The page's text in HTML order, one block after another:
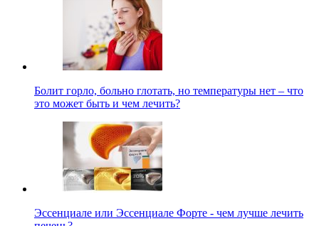
Болит горло, больно глотать, но температуры нет – что
это может быть и чем лечить?
Эссенциале или Эссенциале Форте - чем лучше лечить